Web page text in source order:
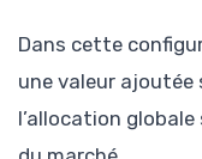
Dans cette
une valeur
l’allocation